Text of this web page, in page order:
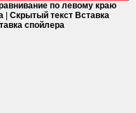
по левому краю
Скрытый текст Вставка
спойлера